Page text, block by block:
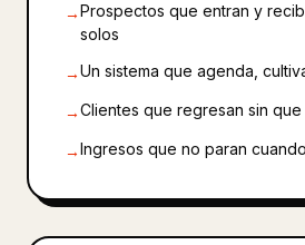
→Prospectos que entran y
solos
→Un sistema que agenda,
→Clientes que regresan sin que
→Ingresos que no paran